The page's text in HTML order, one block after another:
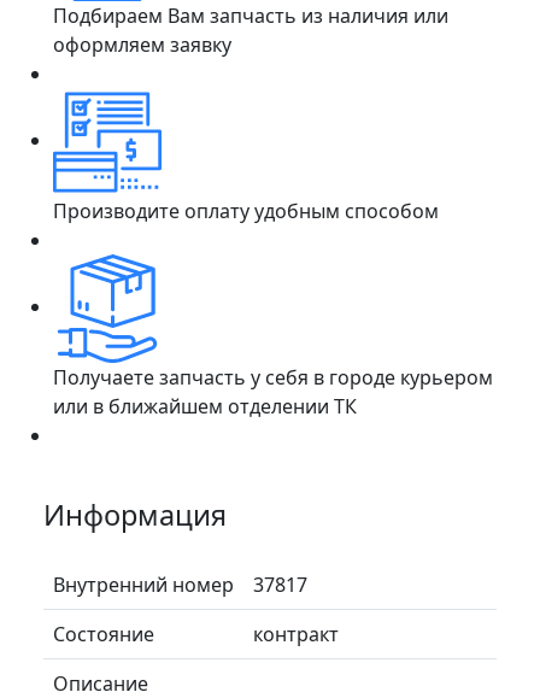
Подбираем Вам запчасть из наличия или
оформляем заявку
Производите оплату удобным способом
Получаете запчасть у себя в городе курьером
или в ближайшем отделении ТК
Информация
Внутренний номер
37817
Состояние
контракт
Описание